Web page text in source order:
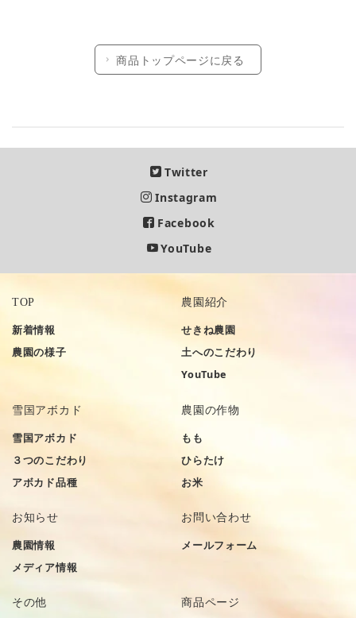
商品トップページに戻る
Twitter
Instagram
Facebook
YouTube
TOP
新着情報
農園の様子
農園紹介
せきね農園
土へのこだわり
YouTube
雪国アボカド
雪国アボカド
３つのこだわり
アボカド品種
農園の作物
もも
ひらたけ
お米
お知らせ
農園情報
メディア情報
お問い合わせ
メールフォーム
その他 商品ページ